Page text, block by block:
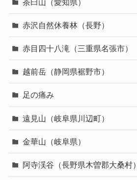
茶臼山（愛知県）
赤沢自然休養林（長野）
赤目四十八滝（三重県名張市）
越前岳（静岡県裾野市）
足の痛み
遠見山（岐阜県川辺町）
金華山（岐阜県）
阿寺渓谷（長野県木曽郡大桑村）